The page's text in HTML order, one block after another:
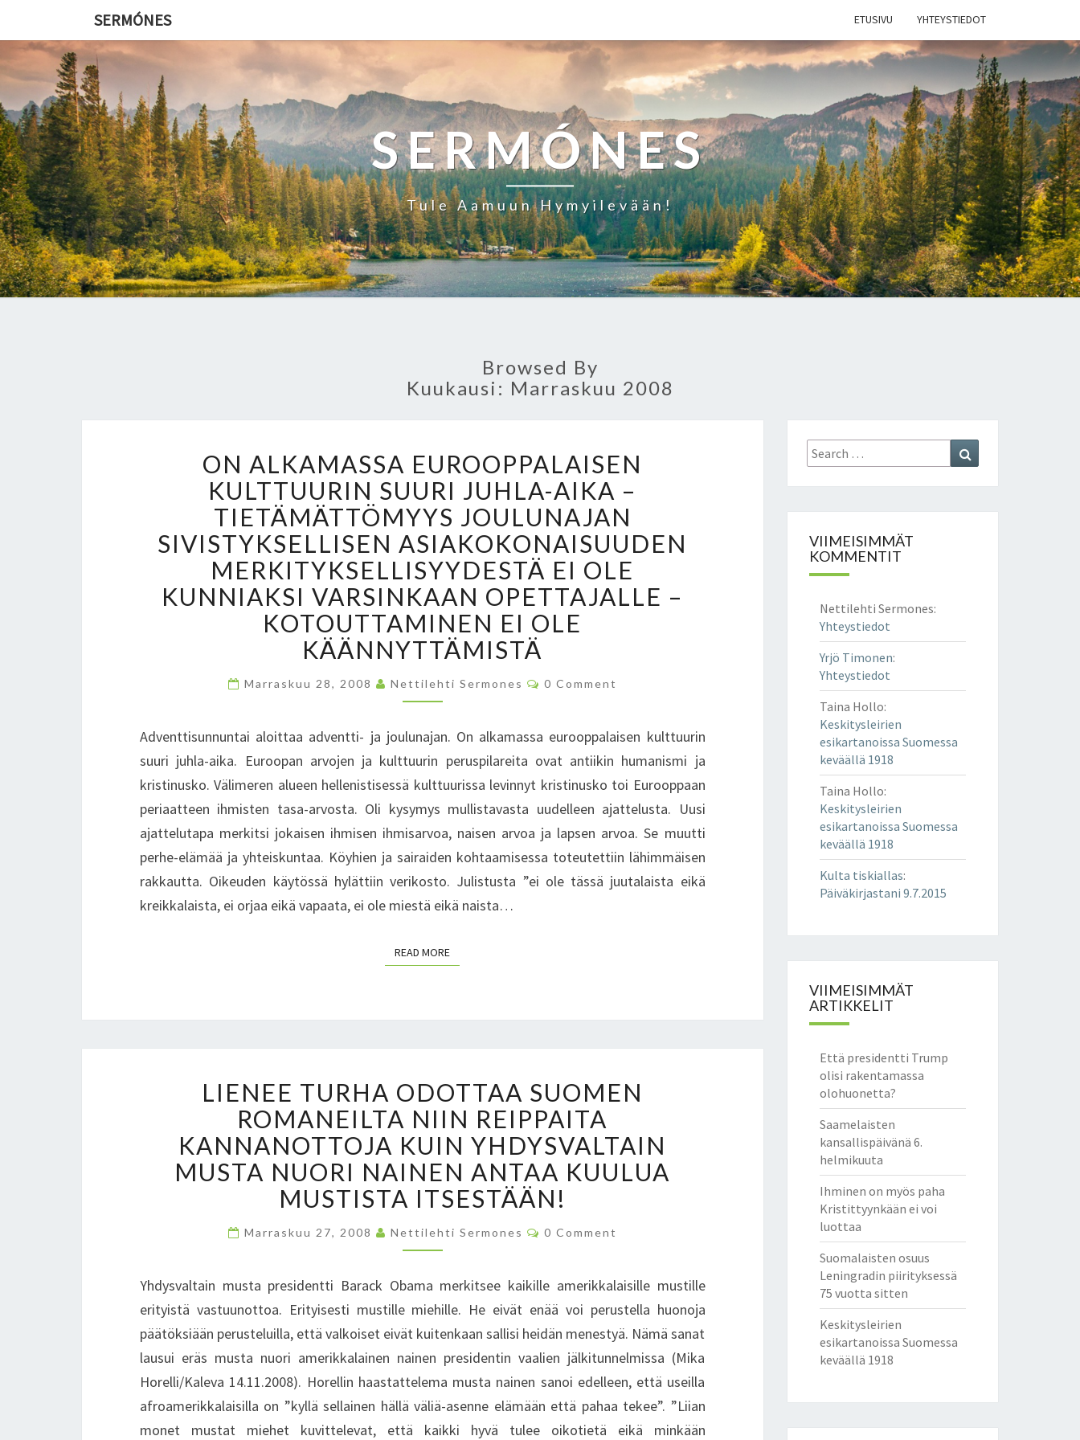
SERMÓNES ETUSIVU YHTEYSTIEDOT
SERMÓNES
Tule Aamuun Hymyilevään!
Browsed By
Kuukausi: Marraskuu 2008
N
A
L
K
A
M
A
S
S
A
U
R
O
P
P
A
L
I
S
E
K
U
U
R
I
N
S
U
U
R
I
J
H
L
A
A
I
K
A
ON ALKAMASSA EUROOPPALAISEN
KULTTUURIN SUURI JUHLA-AIKA –
TIETÄMÄTTÖMYYS JOULUNAJAN
SIVISTYKSELLISEN ASIAKOKONAISUUDEN
MERKITYKSELLISYYDESTÄ EI OLE
KUNNIAKSI VARSINKAAN OPETTAJALLE –
KOTOUTTAMINEN EI OLE
KÄÄNNYTTÄMISTÄ
Marraskuu 28, 2008 Nettilehti Sermones
C
O
N
S
0 Comment
Adventtisunnuntai aloittaa adventti- ja joulunajan. On alkamassa eurooppalaisen kulttuurin
suuri juhla-aika. Euroopan arvojen ja kulttuurin peruspilareita ovat antiikin humanismi ja
kristinusko. Välimeren alueen hellenistisessä kulttuurissa levinnyt kristinusko toi Eurooppaan
periaatteen ihmisten tasa-arvosta. Oli kysymys mullistavasta uudelleen ajattelusta. Uusi
ajattelutapa merkitsi jokaisen ihmisen ihmisarvoa, naisen arvoa ja lapsen arvoa. Se muutti
perhe-elämää ja yhteiskuntaa. Köyhien ja sairaiden kohtaamisessa toteutettiin lähimmäisen
rakkautta. Oikeuden käytössä hylättiin verikosto. Julistusta ”ei ole tässä juutalaista eikä
kreikkalaista, ei orjaa eikä vapaata, ei ole miestä eikä naista…
READ MORE
E
N
E
E
T
U
R
H
O
D
O
T
A
S
LIENEE TURHA ODOTTAA SUOMEN
ROMANEILTA NIIN REIPPAITA
KANNANOTTOJA KUIN YHDYSVALTAIN
MUSTA NUORI NAINEN ANTAA KUULUA
MUSTISTA ITSESTÄÄN!
Marraskuu 27, 2008 Nettilehti Sermones
C
O
E
N
T
S
0 Comment
Yhdysvaltain musta presidentti Barack Obama merkitsee kaikille amerikkalaisille mustille
erityistä vastuunottoa. Erityisesti mustille miehille. He eivät enää voi perustella huonoja
päätöksiään perusteluilla, että valkoiset eivät kuitenkaan sallisi heidän menestyä. Nämä sanat
lausui eräs musta nuori amerikkalainen nainen presidentin vaalien jälkitunnelmissa (Mika
Horelli/Kaleva 14.11.2008). Horellin haastattelema musta nainen sanoi edelleen, että useilla
afroamerikkalaisilla on ”kyllä sellainen hällä väliä-asenne elämään että pahaa tekee”. ”Liian
monet mustat miehet kuvittelevat, että kaikki hyvä tulee oikotietä eikä minkään
Search
for:
VIIMEISIMMÄT
KOMMENTIT
Nettilehti Sermones:
Yhteystiedot
Yrjö Timonen:
Yhteystiedot
Taina Hollo:
Keskitysleirien
esikartanoissa Suomessa
keväällä 1918
Taina Hollo:
Keskitysleirien
esikartanoissa Suomessa
keväällä 1918
Kulta tiskiallas:
Päiväkirjastani 9.7.2015
VIIMEISIMMÄT
ARTIKKELIT
Että presidentti Trump
olisi rakentamassa
olohuonetta?
Saamelaisten
kansallispäivänä 6.
helmikuuta
Ihminen on myös paha
Kristittyynkään ei voi
luottaa
Suomalaisten osuus
Leningradin piirityksessä
75 vuotta sitten
Keskitysleirien
esikartanoissa Suomessa
keväällä 1918